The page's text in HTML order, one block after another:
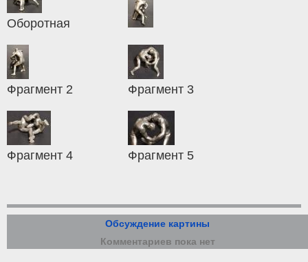
Оборотная
Фрагмент 2 Фрагмент 3
Фрагмент 4 Фрагмент 5
Обсуждение картины
Комментариев пока нет